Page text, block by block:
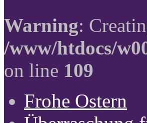
Warning:
/www/htdocs/
on line 109
Frohe Ostern